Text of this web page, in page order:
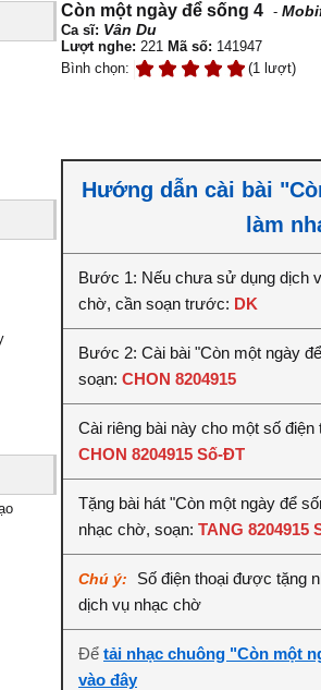
Còn một ngày để sống 4 -
Ca sĩ: Vân Du
Lượt nghe: 221 Mã số: 141947
Bình chọn:
(1 lượt)
Hướng dẫn cài bài
làm
Bước 1: Nếu chưa sử dụng dịch
chờ, cần soạn trước: DK
Bước 2: Cài bài "Còn một ngày
soạn: CHON 8204915
Cài riêng bài này cho một số điện
CHON 8204915 Số-ĐT
Tặng bài hát "Còn một ngày để
nhạc chờ, soạn: TANG 8204915
Chú ý:
Số điện thoại được tặng
dịch vụ nhạc chờ
Để tải nhạc chuông "Còn một
vào đây